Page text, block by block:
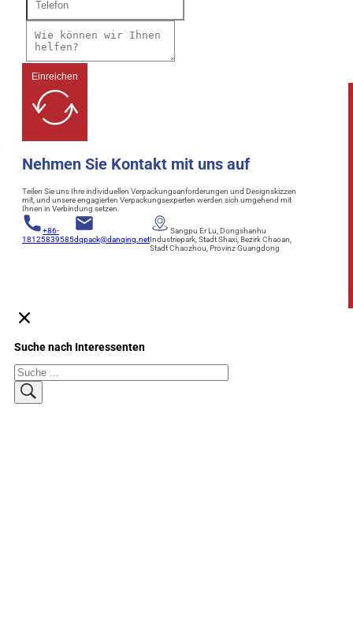
Einreichen
Nehmen Sie Kontakt mit uns auf
Teilen Sie uns Ihre individuellen Verpackungsanforderungen und Designskizzen
mit, und unsere engagierten Verpackungsexperten werden sich umgehend mit
Ihnen in Verbindung setzen.
+86-
18125839585dqpack@danqing.net
Sangpu Er Lu, Dongshanhu
Industriepark, Stadt Shaxi, Bezirk Chaoan,
Stadt Chaozhou, Provinz Guangdong
Suche nach Interessenten
Suchen